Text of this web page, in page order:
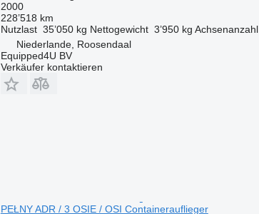
2000
228’518 km
Nutzlast 35’050 kg Nettogewicht 3’950 kg Achsenanzahl
Niederlande, Roosendaal
Equipped4U BV
Verkäufer kontaktieren
PEŁNY ADR / 3 OSIE / OSI Containerauflieger